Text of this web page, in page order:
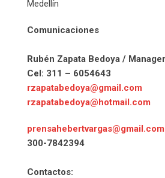
Medellín
Comunicaciones
Rubén Zapata Bedoya / Manager
Cel: 311 – 6054643
rzapatabedoya@gmail.com
rzapatabedoya@hotmail.com
prensahebertvargas@gmail.com
300-7842394
Contactos: